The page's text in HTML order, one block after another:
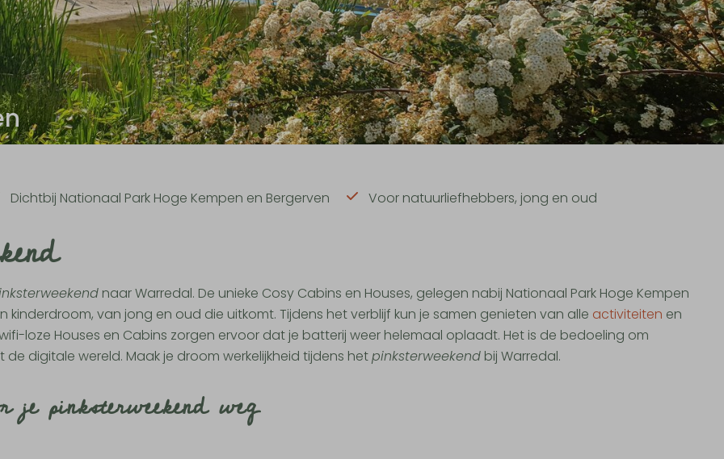
Dichtbij Nationaal Park Hoge Kempen en Bergerven Voor natuurliefhebbers, jong en oud
naar Warredal. De unieke Cosy Cabins en Houses, gelegen nabij Nationaal Park Hoge Kempen
kinderdroom, van jong en oud die uitkomt. Tijdens het verblijf kun je samen genieten van alle activiteiten en
loze Houses en Cabins zorgen ervoor dat je batterij weer helemaal oplaadt. Het is de bedoeling om
digitale wereld. Maak je droom werkelijkheid tijdens hetpinksterweekend bij Warredal.
je pinksterweekend weg